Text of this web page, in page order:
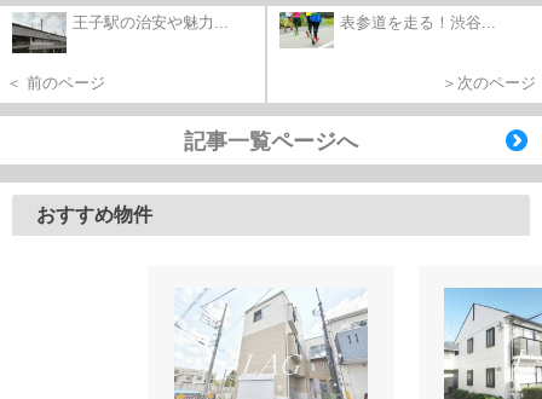
王子駅の治安や魅力...
＜ 前のページ
表参道を走る！渋谷...
＞次のページ
記事一覧ページへ
おすすめ物件